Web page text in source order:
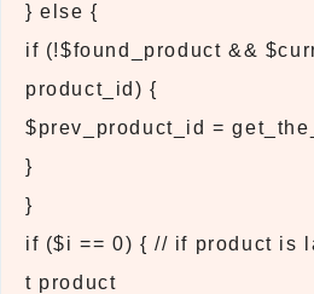
} else {
if (!$found_product &&
product_id) {
$prev_product_id =
}
}
if ($i == 0) { // if product is
t product